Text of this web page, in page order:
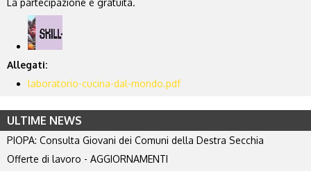
La partecipazione è gratuita.
Allegati:
laboratorio-cucina-dal-mondo.pdf
ULTIME NEWS
PIOPA: Consulta Giovani dei Comuni della Destra Secchia
Offerte di lavoro - AGGIORNAMENTI